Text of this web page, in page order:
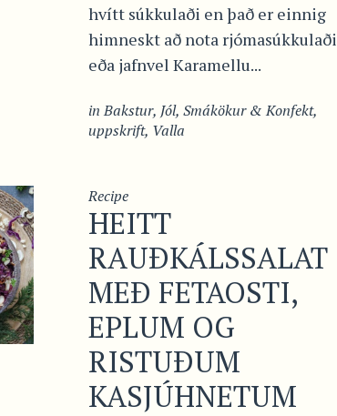
hvítt súkkulaði en það er einnig
himneskt að nota rjómasúkkulaði
eða jafnvel Karamellu...
inBakstur, Jól, Smákökur & Konfekt,
uppskrift, Valla
Recipe
HEITT
RAUÐKÁLSSALAT
MEÐ FETAOSTI,
EPLUM OG
RISTUÐUM
KASJÚHNETUM